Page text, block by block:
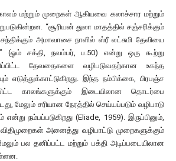
மற்றும் முறைகள் ஆகியவை கலாச்சார மற்றும்
“சூரியன் துலா மாதத்தில் சஞ்சரிக்கும்
அமாவாசை நாளில் ஸ்ரீ லட்சுமி தேவியை
(ஓம் சக்தி, நவம்பர், ப.50) என்று ஒரு கூற்று
தேவதைகளை வழிபடுவதற்கான உகந்த
எடுத்துக்காட்டுகிறது. இந்த நம்பிக்கை, பிரபஞ்ச
காலங்களுக்கும் இடையிலான தொடர்பை
மேலும் சரியான நேரத்தில் செய்யப்படும் வழிபாடு
நம்பப்படுகிறது (Eliade, 1959). இருப்பினும்,
அனைத்து வழிபாட்டு முறைகளுக்கும்
பல தனிப்பட்ட மற்றும் பக்தி அடிப்படையிலான